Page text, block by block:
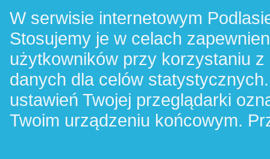
W serwisie internetowym
Stosujemy je w celach
użytkowników przy korzystaniu
danych dla celów
ustawień Twojej przeglądarki
Twoim urządzeniu końcowym.